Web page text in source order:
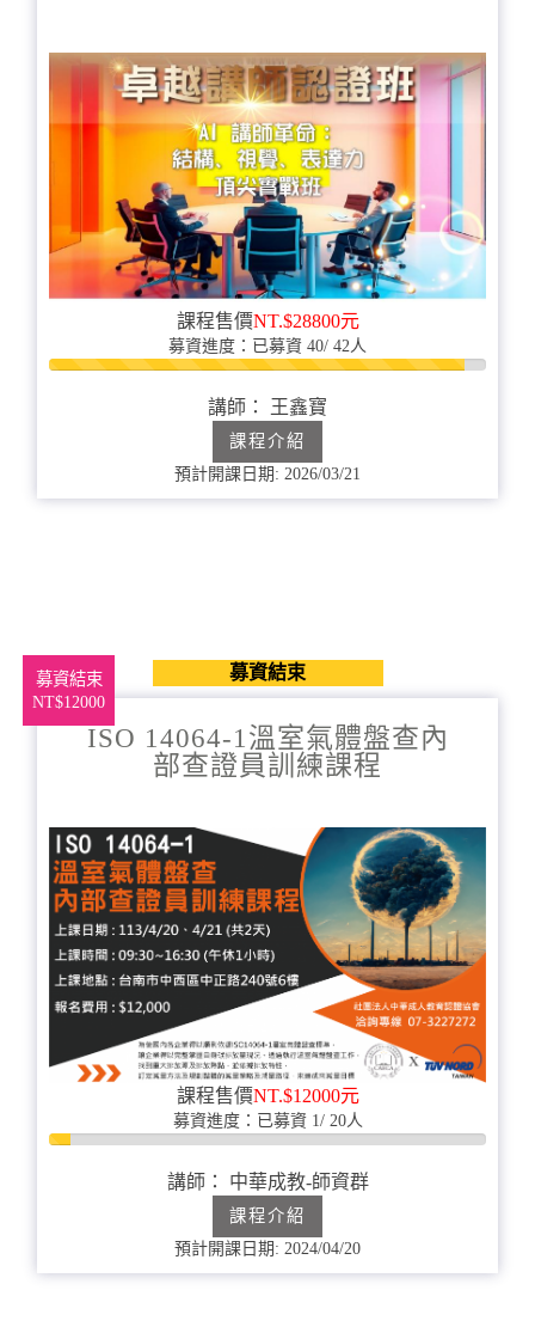
課程售價NT.$28800元
募資進度：已募資 40/ 42人
95%
成
講師： 王鑫寶
課程介紹
預計開課日期: 2026/03/21
募資結束
NT$12000
募資結束
ISO 14064-1溫室氣體盤查內
部查證員訓練課程
課程售價NT.$12000元
募資進度：已募資 1/ 20人
5%
講師： 中華成教-師資群
課程介紹
預計開課日期: 2024/04/20